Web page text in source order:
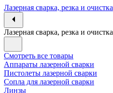
Лазерная сварка, резка и очистка
Лазерная сварка, резка и очистка
Смотреть все товары
Аппараты лазерной сварки
Пистолеты лазерной сварки
Сопла для лазерной сварки
Линзы